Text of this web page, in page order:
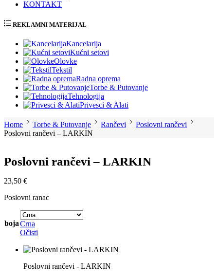
KONTAKT
REKLAMNI MATERIJAL
Kancelarija
Kućni setovi
Olovke
Tekstil
Radna oprema
Torbe & Putovanje
Tehnologija
Privesci & Alati
Home Torbe & Putovanje Rančevi
Poslovni rančevi
Poslovni rančevi – LARKIN
Poslovni rančevi – LARKIN
23,50 €
Poslovni ranac
bojaCrna
Očisti
Poslovni rančevi - LARKIN